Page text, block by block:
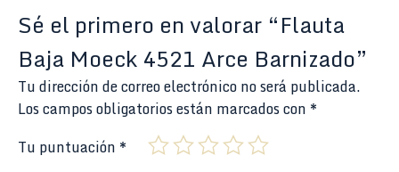
Sé el primero en valorar “Flauta
Baja Moeck 4521 Arce Barnizado”
Tu dirección de correo electrónico no será publicada.
Los campos obligatorios están marcados con *
Tu puntuación *